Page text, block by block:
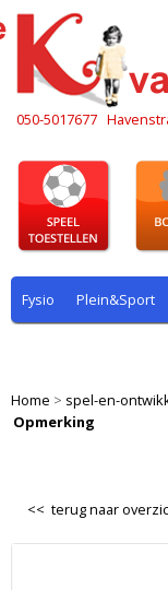
050-5017677
Fysio Plein&Sport
Home > spel-en-
Opmerking
<< terug naar